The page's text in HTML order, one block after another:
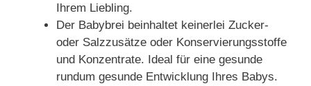
Ihrem Liebling.
Der Babybrei beinhaltet keinerlei Zucker-
oder Salzzusätze oder Konservierungsstoffe
und Konzentrate. Ideal für eine gesunde
rundum gesunde Entwicklung Ihres Babys.